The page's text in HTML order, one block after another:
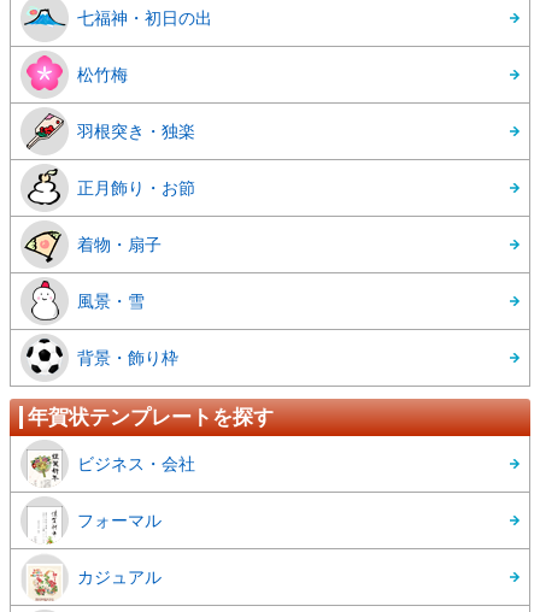
七福神・初日の出
松竹梅
羽根突き・独楽
正月飾り・お節
着物・扇子
風景・雪
背景・飾り枠
年賀状テンプレートを探す
ビジネス・会社
フォーマル
カジュアル